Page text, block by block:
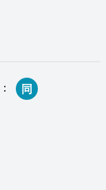
：
同